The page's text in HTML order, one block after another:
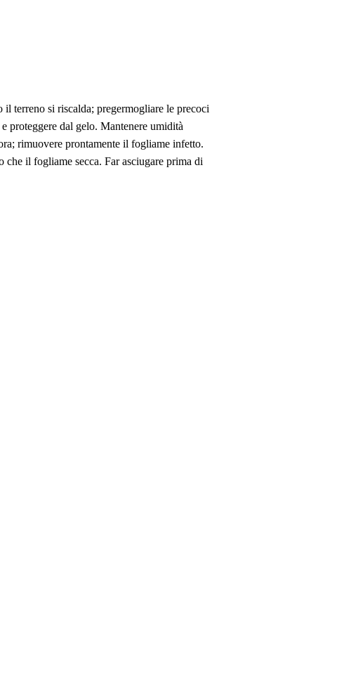
terreno si riscalda; pregermogliare le precoci
proteggere dal gelo. Mantenere umidità
rimuovere prontamente il fogliame infetto.
il fogliame secca. Far asciugare prima di